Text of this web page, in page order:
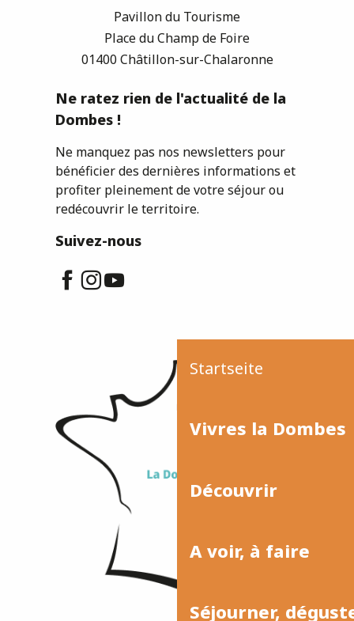
Startseite
Vivres la Dombes
Découvrir
A voir, à faire
Séjourner,
Pavillon du Tourisme
Place du Champ de Foire
01400 Châtillon-sur-Chalaronne
Ne ratez rien de l'actualité de la
Dombes !
Ne manquez pas nos newsletters pour
bénéficier des dernières informations et
profiter pleinement de votre séjour ou
redécouvrir le territoire.
Suivez-nous